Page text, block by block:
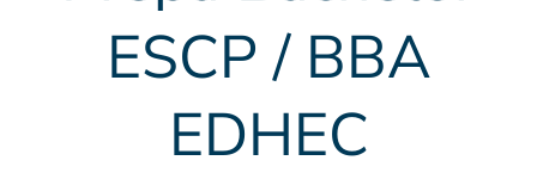
ESCP / BBA
EDHEC